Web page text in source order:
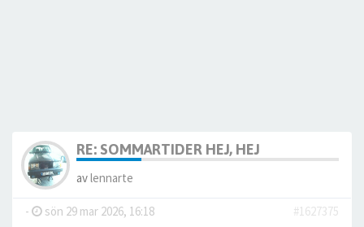
RE: SOMMARTIDER HEJ, HEJ
avlennarte
- sön 29 mar 2026, 16:18
#1627375